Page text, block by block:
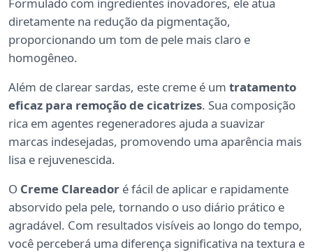
diretamente na redução da pigmentação,
proporcionando um tom de pele mais claro e
homogêneo.
Além de clarear sardas, este creme é um tratamento
eficaz para remoção de cicatrizes. Sua composição
rica em agentes regeneradores ajuda a suavizar
marcas indesejadas, promovendo uma aparência mais
lisa e rejuvenescida.
O Creme Clareador é fácil de aplicar e rapidamente
absorvido pela pele, tornando o uso diário prático e
agradável. Com resultados visíveis ao longo do tempo,
você perceberá uma diferença significativa na textura e